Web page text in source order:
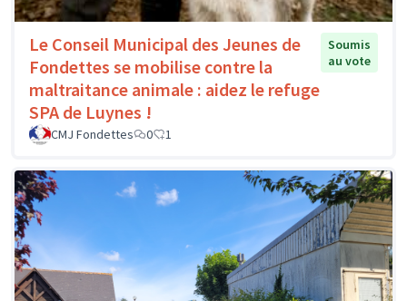
Le Conseil Municipal des Jeunes de
Fondettes se mobilise contre la
maltraitance animale : aidez le refuge
SPA de Luynes !
Soumis
au vote
CMJ Fondettes 0 1